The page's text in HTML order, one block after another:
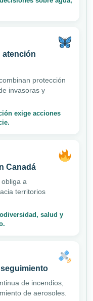
atención
protección
invasoras y
exige acciones
Canadá
a
territorios
salud y
de incendios,
de aerosoles.